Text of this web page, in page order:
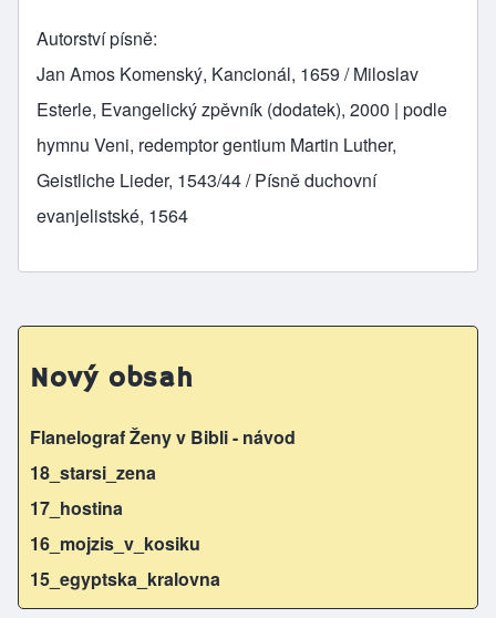
Autorství písně
Jan Amos Komenský, Kancionál, 1659 / Miloslav
Esterle, Evangelický zpěvník (dodatek), 2000 | podle
hymnu Veni, redemptor gentium Martin Luther,
Geistliche Lieder, 1543/44 / Písně duchovní
evanjelistské, 1564
Nový obsah
Flanelograf Ženy v Bibli - návod
18_starsi_zena
17_hostina
16_mojzis_v_kosiku
15_egyptska_kralovna